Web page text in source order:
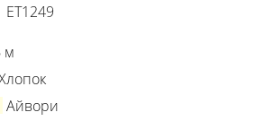
ЕТ1249
м
Айвори